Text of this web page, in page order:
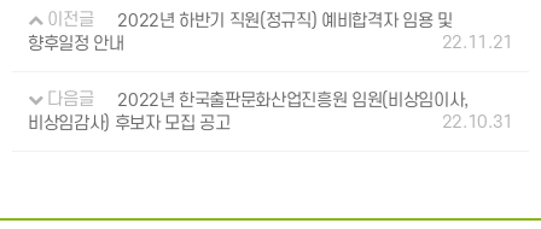
이전글
2022년 하반기 직원(정규직) 예비합격자 임용 및
향후일정 안내
22.11.21
다음글
2022년 한국출판문화산업진흥원 임원(비상임이사,
비상임감사) 후보자 모집 공고
22.10.31